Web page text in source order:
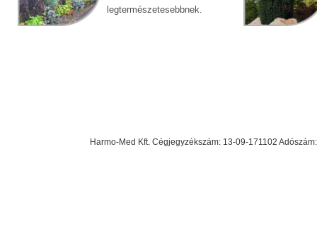
legtermészetesebbnek.
Harmo-Med Kft. Cégjegyzékszám: 13-09-171102